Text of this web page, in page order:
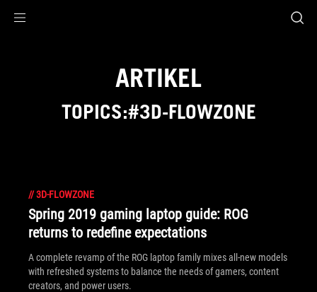
ARTIKEL
TOPICS:#3D-FLOWZONE
//3D-FLOWZONE
Spring 2019 gaming laptop guide: ROG
returns to redefine expectations
A complete revamp of the ROG laptop family mixes all-new models
with refreshed systems to balance the needs of gamers, content
creators, and power users.